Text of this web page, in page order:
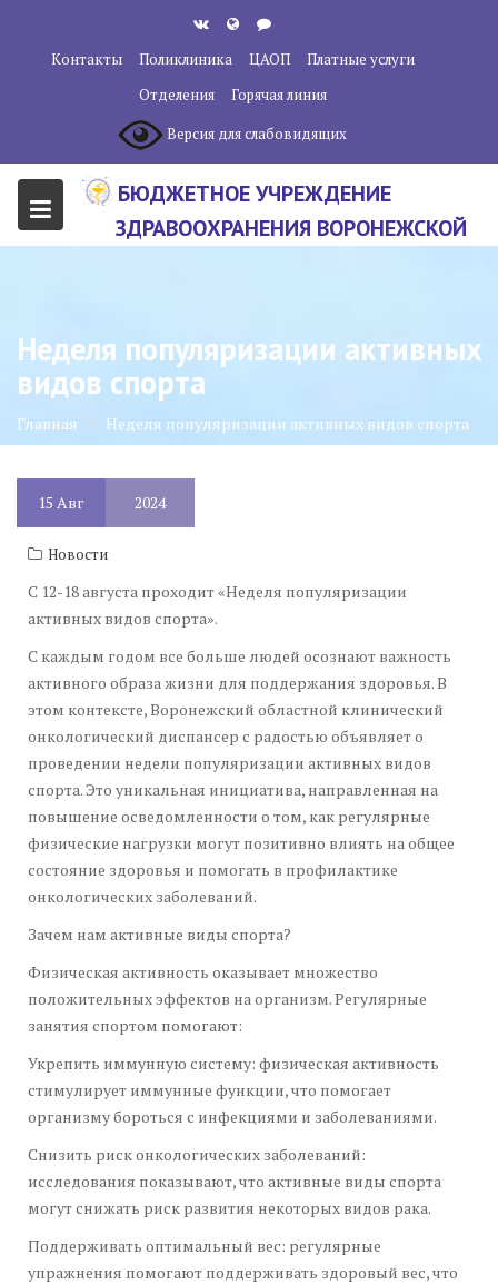
содержанию
Контакты Поликлиника ЦАОП
Платные услуги
Отделения
Горячая линия
Версия для слабовидящих
БЮДЖЕТНОЕ УЧРЕЖДЕНИЕ
ЗДРАВООХРАНЕНИЯ ВОРОНЕЖСКОЙ
ЦЕНТР"
Неделя популяризации активных
видов спорта
Главная Неделя популяризации активных видов спорта
15 Авг 2024
Новости
С 12-18 августа проходит «Неделя популяризации
активных видов спорта».
С каждым годом все больше людей осознают важность
активного образа жизни для поддержания здоровья. В
этом контексте, Воронежский областной клинический
онкологический диспансер с радостью объявляет о
проведении недели популяризации активных видов
спорта. Это уникальная инициатива, направленная на
повышение осведомленности о том, как регулярные
физические нагрузки могут позитивно влиять на общее
состояние здоровья и помогать в профилактике
онкологических заболеваний.
Зачем нам активные виды спорта?
Физическая активность оказывает множество
положительных эффектов на организм. Регулярные
занятия спортом помогают:
Укрепить иммунную систему: физическая активность
стимулирует иммунные функции, что помогает
организму бороться с инфекциями и заболеваниями.
Снизить риск онкологических заболеваний:
исследования показывают, что активные виды спорта
могут снижать риск развития некоторых видов рака.
Поддерживать оптимальный вес: регулярные
упражнения помогают поддерживать здоровый вес, что